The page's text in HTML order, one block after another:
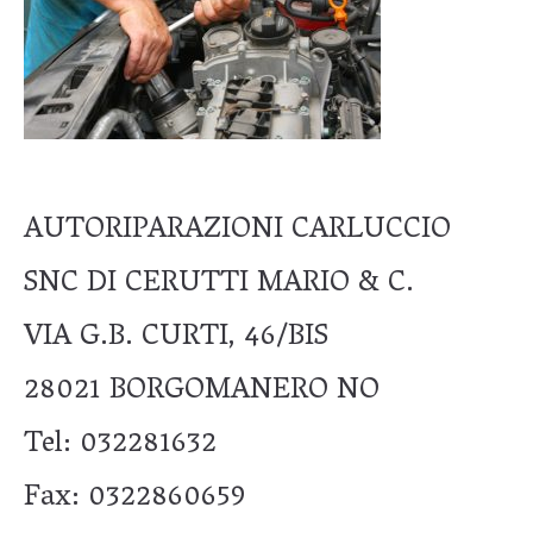
AUTORIPARAZIONI CARLUCCIO
SNC DI CERUTTI MARIO & C.
VIA G.B. CURTI, 46/BIS
28021 BORGOMANERO NO
Tel: 032281632
Fax: 0322860659